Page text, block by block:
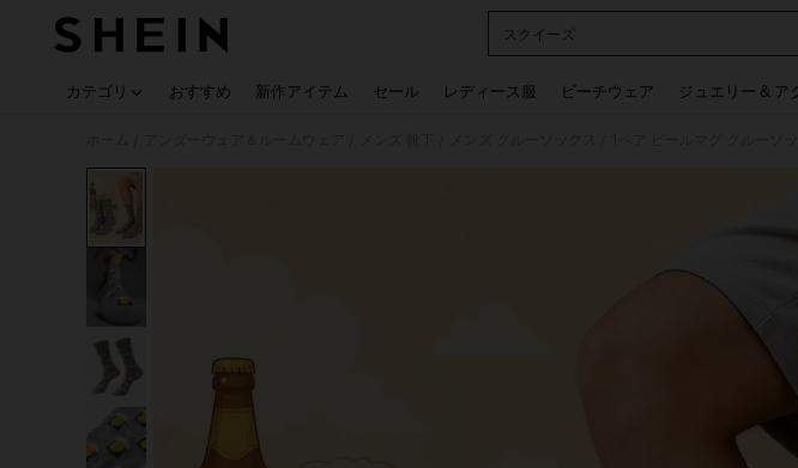
スクイーズ
カテゴリ おすすめ 新作アイテム セール レディース服 ビーチウェア ジュエリー & ア